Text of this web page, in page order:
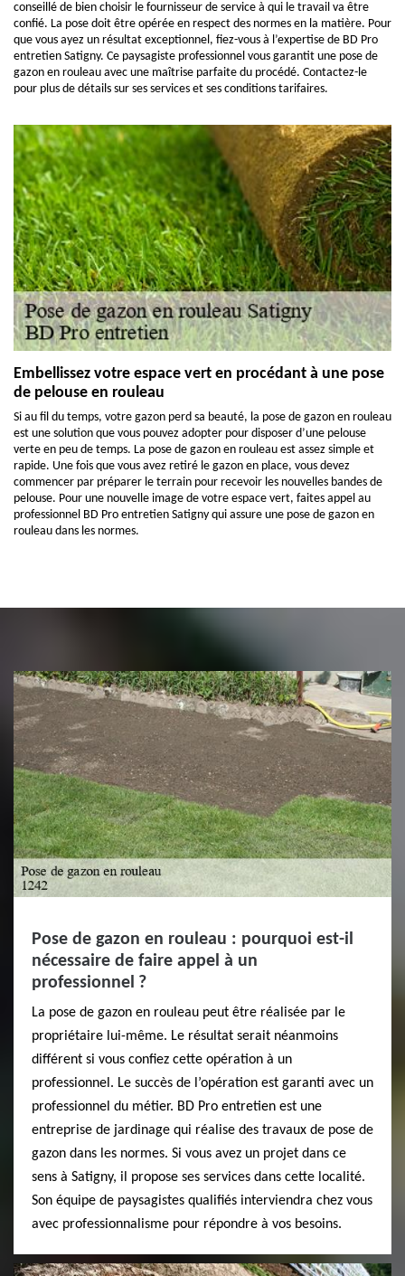
conseillé de bien choisir le fournisseur de service à qui le travail va être
confié. La pose doit être opérée en respect des normes en la matière. Pour
que vous ayez un résultat exceptionnel, fiez-vous à l’expertise de BD Pro
entretien Satigny. Ce paysagiste professionnel vous garantit une pose de
gazon en rouleau avec une maîtrise parfaite du procédé. Contactez-le
pour plus de détails sur ses services et ses conditions tarifaires.
Embellissez votre espace vert en procédant à une pose
de pelouse en rouleau
Si au fil du temps, votre gazon perd sa beauté, la pose de gazon en rouleau
est une solution que vous pouvez adopter pour disposer d’une pelouse
verte en peu de temps. La pose de gazon en rouleau est assez simple et
rapide. Une fois que vous avez retiré le gazon en place, vous devez
commencer par préparer le terrain pour recevoir les nouvelles bandes de
pelouse. Pour une nouvelle image de votre espace vert, faites appel au
professionnel BD Pro entretien Satigny qui assure une pose de gazon en
rouleau dans les normes.
Pose de gazon en rouleau : pourquoi est-il
nécessaire de faire appel à un
professionnel ?
La pose de gazon en rouleau peut être réalisée par le
propriétaire lui-même. Le résultat serait néanmoins
différent si vous confiez cette opération à un
professionnel. Le succès de l’opération est garanti avec un
professionnel du métier. BD Pro entretien est une
entreprise de jardinage qui réalise des travaux de pose de
gazon dans les normes. Si vous avez un projet dans ce
sens à Satigny, il propose ses services dans cette localité.
Son équipe de paysagistes qualifiés interviendra chez vous
avec professionnalisme pour répondre à vos besoins.